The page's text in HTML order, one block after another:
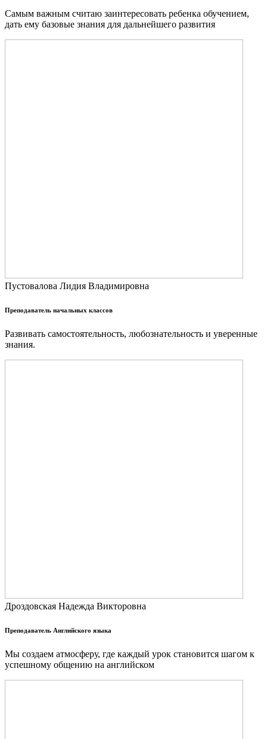
Самым важным считаю заинтересовать ребенка обучением,
дать ему базовые знания для дальнейшего развития
Пустовалова Лидия Владимировна
Преподаватель начальных классов
Развивать самостоятельность, любознательность и уверенные
знания.
Дроздовская Надежда Викторовна
Преподаватель Английского языка
Мы создаем атмосферу, где каждый урок становится шагом к
успешному общению на английском